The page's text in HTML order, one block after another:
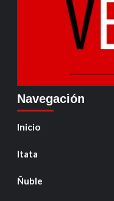
Navegación
Inicio
Itata
Ñuble